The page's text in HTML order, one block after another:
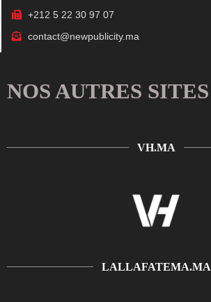
+212 5 22 30 97 07
contact@newpublicity.ma
NOS AUTRES SITES
VH.MA
LALLAFATEMA.MA